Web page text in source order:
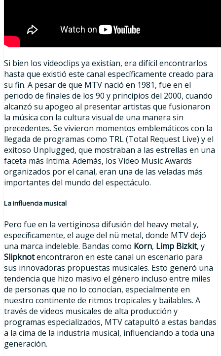
Si bien los videoclips ya existían, era difícil encontrarlos
hasta que existió este canal específicamente creado para
su fin. A pesar de que MTV nació en 1981, fue en el
periodo de finales de los 90 y principios del 2000, cuando
alcanzó su apogeo al presentar artistas que fusionaron
la música con la cultura visual de una manera sin
precedentes. Se vivieron momentos emblemáticos con la
llegada de programas como TRL (Total Request Live) y el
exitoso Unplugged, que mostraban a las estrellas en una
faceta más íntima. Además, los Video Music Awards
organizados por el canal, eran una de las veladas más
importantes del mundo del espectáculo.
La influencia musical
Pero fue en la vertiginosa difusión del heavy metal y,
específicamente, el auge del nü metal, donde MTV dejó
una marca indeleble. Bandas como Korn, Limp Bizkit, y
Slipknotencontraron en este canal un escenario para
sus innovadoras propuestas musicales. Esto generó una
tendencia que hizo masivo el género incluso entre miles
de personas que no lo conocían, especialmente en
nuestro continente de ritmos tropicales y bailables. A
través de videos musicales de alta producción y
programas especializados, MTV catapultó a estas bandas
a la cima de la industria musical, influenciando a toda una
generación.